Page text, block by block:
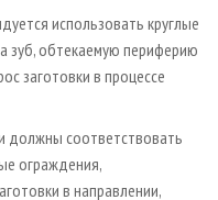
использовать круглые
зуб, обтекаемую периферию
заготовки в процессе
должны соответствовать
ограждения,
в направлении,